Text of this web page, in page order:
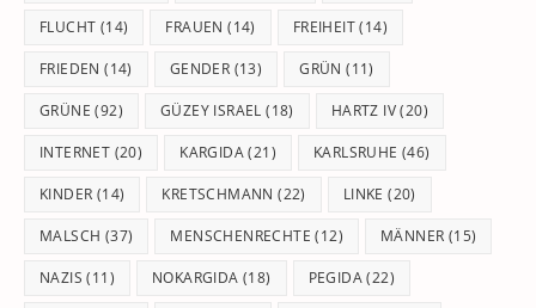
FLUCHT (14) FRAUEN (14) FREIHEIT(14)
FRIEDEN (14) GENDER (13) GRÜN (11)
GRÜNE (92) GÜZEY ISRAEL (18) HARTZ IV(20)
INTERNET (20) KARGIDA(21) KARLSRUHE (46)
KINDER (14) KRETSCHMANN (22) LINKE (20)
MALSCH (37) MENSCHENRECHTE (12) MÄNNER (15)
NAZIS (11) NOKARGIDA (18) PEGIDA(22)